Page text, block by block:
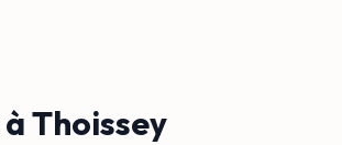
Thoissey